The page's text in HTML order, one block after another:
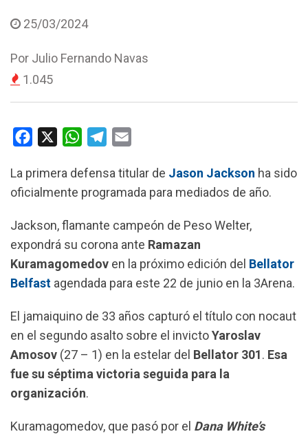
25/03/2024
Por Julio Fernando Navas
1.045
c
e
o
o
k
W
a
t
A
p
p
l
e
r
a
m
a
i
La primera defensa titular de Jason Jackson ha sido
oficialmente programada para mediados de año.
Jackson, flamante campeón de Peso Welter,
expondrá su corona ante Ramazan
Kuramagomedov en la próximo edición del Bellator
Belfast agendada para este 22 de junio en la 3Arena.
El jamaiquino de 33 años capturó el título con nocaut
en el segundo asalto sobre el invictoYaroslav
Amosov (27 – 1) en la estelar del Bellator 301. Esa
fue su séptima victoria seguida para la
organización.
Kuramagomedov, que pasó por el Dana White’s